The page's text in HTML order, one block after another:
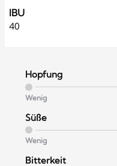
IBU
40
Hopfung
Wenig
Süße
Wenig
Bitterkeit